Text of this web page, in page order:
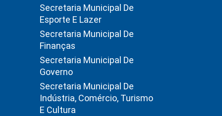
Secretaria Municipal De
Esporte E Lazer
Secretaria Municipal De
Finanças
Secretaria Municipal De
Governo
Secretaria Municipal De
Indústria, Comércio, Turismo
E Cultura